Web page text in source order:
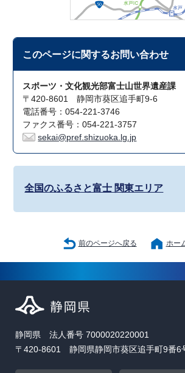
このページに関するお問い合わせ
スポーツ・文化観光部富士山世界遺産課
〒420-8601 静岡市葵区追手町9-6
電話番号：054-221-3746
ファクス番号：054-221-3757
sekai@pref.shizuoka.lg.jp
全国のふるさと富士 関東エリア
前のページへ戻る ホー
静岡県 法人番号 7000020220001
〒420-8601 静岡県静岡市葵区追手町9番6